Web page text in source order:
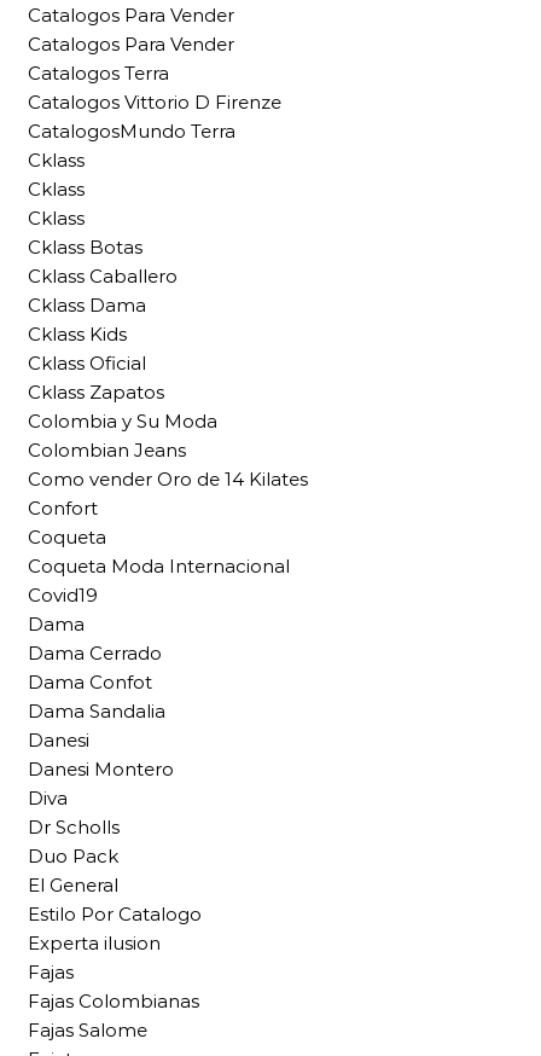
Catalogos Para Vender
Catalogos Para Vender
Catalogos Terra
Catalogos Vittorio D Firenze
CatalogosMundo Terra
Cklass
Cklass
Cklass
Cklass Botas
Cklass Caballero
Cklass Dama
Cklass Kids
Cklass Oficial
Cklass Zapatos
Colombia y Su Moda
Colombian Jeans
Como vender Oro de 14 Kilates
Confort
Coqueta
Coqueta Moda Internacional
Covid19
Dama
Dama Cerrado
Dama Confot
Dama Sandalia
Danesi
Danesi Montero
Diva
Dr Scholls
Duo Pack
El General
Estilo Por Catalogo
Experta ilusion
Fajas
Fajas Colombianas
Fajas Salome